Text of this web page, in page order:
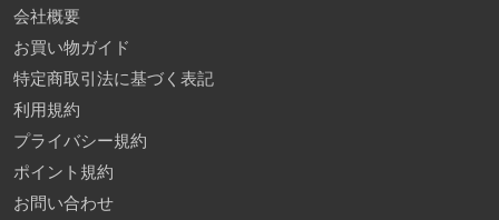
会社概要
お買い物ガイド
特定商取引法に基づく表記
利用規約
プライバシー規約
ポイント規約
お問い合わせ